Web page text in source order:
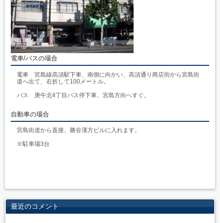
電車/バスの場合
電車 宮島線高須駅下車、南側に向かい、高須通り商店街から宮島街
道へ出て、右折して100メートル。
バス 庚午北4丁目バス停下車、宮島方向へすぐ。
自動車の場合
宮島街道から直接、勝谷漢方ビルに入れます。
※駐車場3台
最近のコメント